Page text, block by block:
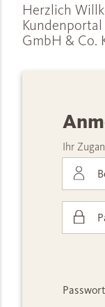
Herzlich
GmbH & Co.
Ihr